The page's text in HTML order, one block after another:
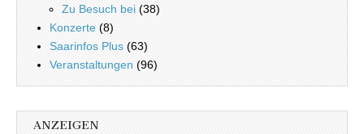
Zu Besuch bei (38)
Konzerte (8)
Saarinfos Plus (63)
Veranstaltungen (96)
ANZEIGEN